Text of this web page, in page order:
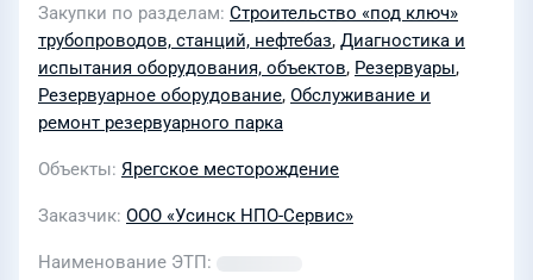
хранения нефти на объектах ТПП
"Усинскнефтегаз", ТПП
"Северенефтегаз", ТПП
"Ухтанефтегаз", НШПП "Яреганефть"
Закупки по разделам Строительство «под ключ»
трубопроводов, станций, нефтебаз, Диагностика и
испытания оборудования, объектов, Резервуары,
Резервуарное оборудование, Обслуживание и
ремонт резервуарного парка
Объекты Ярегское месторождение
Заказчик ООО «Усинск НПО-Сервис»
Наименование ЭТП